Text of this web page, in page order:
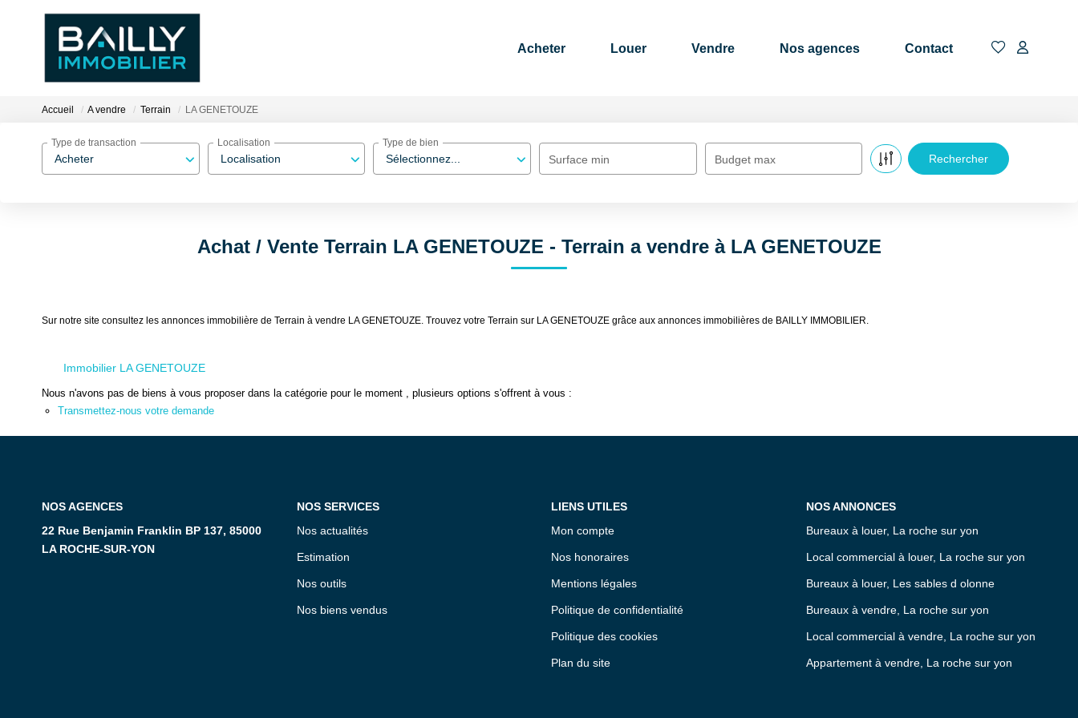
Acheter Louer Vendre Nos agences Contact
Accueil A vendre Terrain LA GENETOUZE
Acheter
Type de transaction
Localisation
Localisation
Sélectionnez...
Type de bien
Surface min Budget max
Achat / Vente Terrain LA GENETOUZE - Terrain a vendre à LA GENETOUZE
Sur notre site consultez les annonces immobilière de Terrain à vendre LA GENETOUZE. Trouvez votre Terrain sur LA GENETOUZE grâce aux annonces immobilières de BAILLY IMMOBILIER.
Immobilier LA GENETOUZE
Nous n'avons pas de biens à vous proposer dans la catégorie pour le moment , plusieurs options s'offrent à vous :
Transmettez-nous votre demande
NOS AGENCES
22 Rue Benjamin Franklin BP 137, 85000
LA ROCHE-SUR-YON
NOS SERVICES
Nos actualités
Estimation
Nos outils
Nos biens vendus
LIENS UTILES
Mon compte
Nos honoraires
Mentions légales
Politique de confidentialité
Politique des cookies
Plan du site
NOS ANNONCES
Bureaux à louer, La roche sur yon
Local commercial à louer, La roche sur yon
Bureaux à louer, Les sables d olonne
Bureaux à vendre, La roche sur yon
Local commercial à vendre, La roche sur yon
Appartement à vendre, La roche sur yon